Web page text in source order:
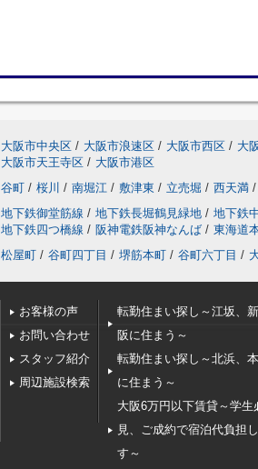
大阪市中央区 / 大阪市浪速区 / 大阪市西区 / 大
大阪市天王寺区 / 大阪市港区
谷町 / 桜川 / 南堀江 / 敷津東 / 立売堀 / 西天満 /
地下鉄御堂筋線 / 地下鉄長堀鶴見緑地 / 地下鉄
地下鉄四つ橋線 / 阪神電鉄阪神なんば / 東海道
松屋町 / 谷町四丁目 / 堺筋本町 / 谷町六丁目 /
お客様の声
お問い合わせ
スタッフ紹介
周辺施設検索
転勤住まい探し～江坂、
阪に住まう～
転勤住まい探し～北浜、
に住まう～
大阪6万円以下賃貸～学生
見、ご成約で宿泊代負担
す～